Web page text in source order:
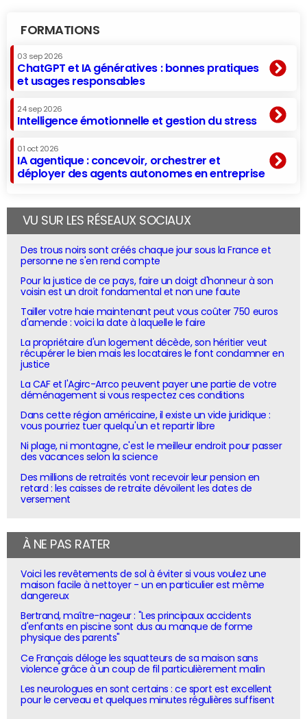
FORMATIONS
03 sep 2026
ChatGPT et IA génératives : bonnes pratiques
et usages responsables
24 sep 2026
Intelligence émotionnelle et gestion du stress
01 oct 2026
IA agentique : concevoir, orchestrer et
déployer des agents autonomes en entreprise
VU SUR LES RÉSEAUX SOCIAUX
Des trous noirs sont créés chaque jour sous la France et
personne ne s'en rend compte
Pour la justice de ce pays, faire un doigt d'honneur à son
voisin est un droit fondamental et non une faute
Tailler votre haie maintenant peut vous coûter 750 euros
d'amende : voici la date à laquelle le faire
La propriétaire d'un logement décède, son héritier veut
récupérer le bien mais les locataires le font condamner en
justice
La CAF et l'Agirc-Arrco peuvent payer une partie de votre
déménagement si vous respectez ces conditions
Dans cette région américaine, il existe un vide juridique :
vous pourriez tuer quelqu'un et repartir libre
Ni plage, ni montagne, c'est le meilleur endroit pour passer
des vacances selon la science
Des millions de retraités vont recevoir leur pension en
retard : les caisses de retraite dévoilent les dates de
versement
À NE PAS RATER
Voici les revêtements de sol à éviter si vous voulez une
maison facile à nettoyer - un en particulier est même
dangereux
Bertrand, maître-nageur : "Les principaux accidents
d'enfants en piscine sont dus au manque de forme
physique des parents"
Ce Français déloge les squatteurs de sa maison sans
violence grâce à un coup de fil particulièrement malin
Les neurologues en sont certains : ce sport est excellent
pour le cerveau et quelques minutes régulières suffisent